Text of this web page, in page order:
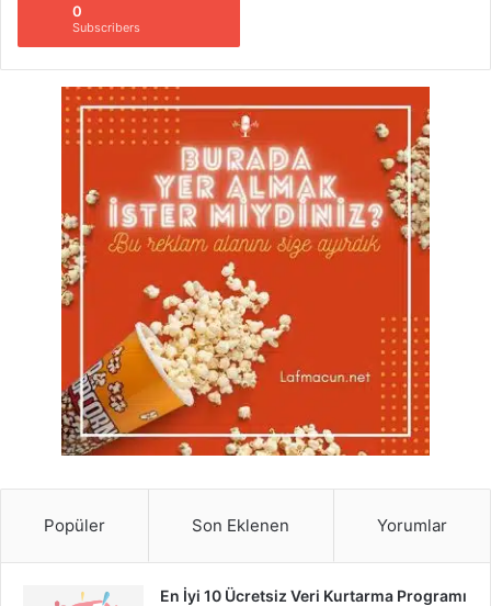
0
Subscribers
Popüler Son Eklenen Yorumlar
En İyi 10 Ücretsiz Veri Kurtarma Programı